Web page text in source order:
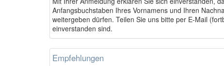
Anfangsbuchstaben Ihres Vornamens und Ihren
weitergeben dürfen. Teilen Sie uns bitte per E-Mail
einverstanden sind.
Empfehlungen